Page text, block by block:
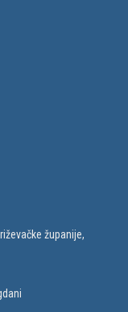
županije,